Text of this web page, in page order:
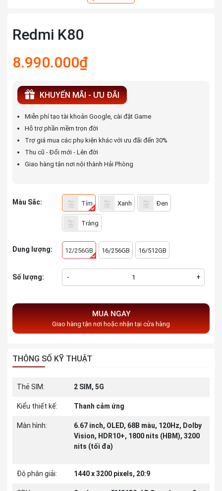
Redmi K80
8.990.000₫
KHUYẾN MÃI - ƯU ĐÃI
Miễn phí tạo tài khoản Google, cài đặt Game
Hỗ trợ phần mềm trọn đời
Trợ giá mua các phụ kiện khác với ưu đãi đến 30%
Thu cũ - Đổi mới - Lên đời
Giao hàng tận nơi nội thành Hải Phòng
Màu Sắc: Tím Xanh Đen
Trắng
Dung lượng: 12/256GB 16/256GB 16/512GB
Số lượng: - +
MUA NGAY
Giao hàng tận nơi hoặc nhận tại cửa hàng
THÔNG SỐ KỸ THUẬT
Thẻ SIM: 2 SIM, 5G
Kiểu thiết kế: Thanh cảm ứng
Màn hình:
6.67 inch, OLED, 68B màu, 120Hz, Dolby
Vision, HDR10+, 1800 nits (HBM), 3200
nits (tối đa)
Độ phân giải: 1440 x 3200 pixels, 20:9